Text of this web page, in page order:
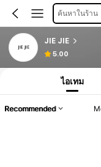
ค้นหาในร้าน
JIE JIE
5.00
ไอเทม
Recommended